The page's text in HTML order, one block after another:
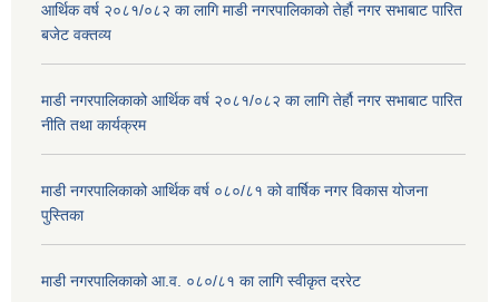
आर्थिक वर्ष २०८१/०८२ का लागि माडी नगरपालिकाको तेर्हौ नगर सभाबाट पारित
बजेट वक्तव्य
माडी नगरपालिकाको आर्थिक वर्ष २०८१/०८२ का लागि तेर्हौ नगर सभाबाट पारित
नीति तथा कार्यक्रम
माडी नगरपालिकाको आर्थिक वर्ष ०८०/८१ को वार्षिक नगर विकास योजना
पुस्तिका
माडी नगरपालिकाको आ.व. ०८०/८१ का लागि स्वीकृत दररेट